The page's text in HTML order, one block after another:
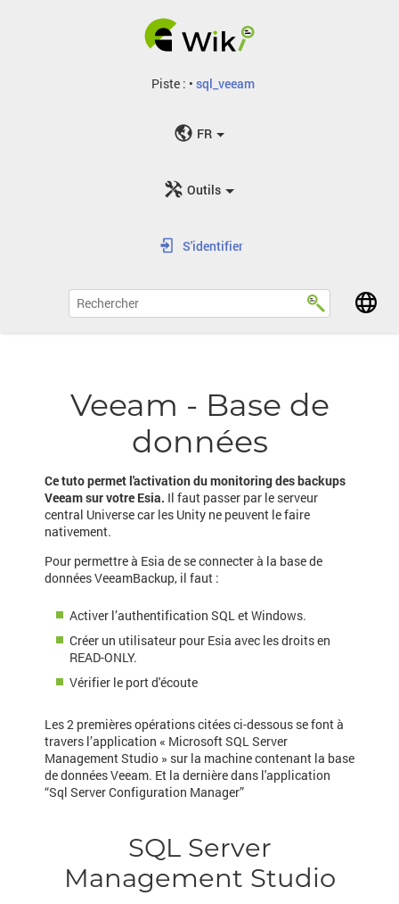
Piste : • sql_veeam
FR
Outils
S'identifier
Veeam - Base de
données
Ce tuto permet l'activation du monitoring des backups
Veeam sur votre Esia. Il faut passer par le serveur
central Universe car les Unity ne peuvent le faire
nativement.
Pour permettre à Esia de se connecter à la base de
données VeeamBackup, il faut :
Activer l’authentification SQL et Windows.
Créer un utilisateur pour Esia avec les droits en
READ-ONLY.
Vérifier le port d'écoute
Les 2 premières opérations citées ci-dessous se font à
travers l’application « Microsoft SQL Server
Management Studio » sur la machine contenant la base
de données Veeam. Et la dernière dans l'application
“Sql Server Configuration Manager”
SQL Server
Management Studio